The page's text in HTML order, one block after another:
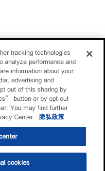
tracking technologies
analyze performance and
information about your
advertising and
out of this sharing by
button or by opt-out
You may find further
Center.
隐私政策
cookies